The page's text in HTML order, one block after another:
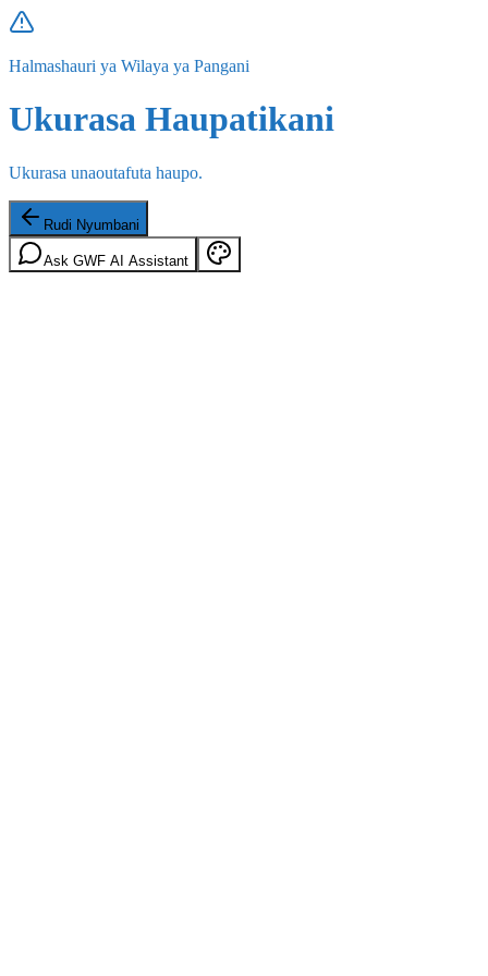
Halmashauri ya Wilaya ya Pangani
Ukurasa Haupatikani
Ukurasa unaoutafuta haupo.
Rudi Nyumbani
Ask GWF AI Assistant